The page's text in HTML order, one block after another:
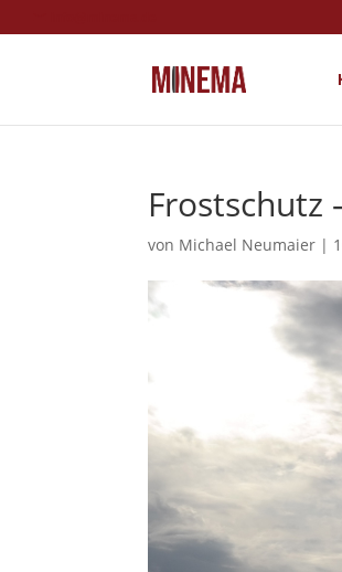
Frostschutz
von Michael Neumaier |